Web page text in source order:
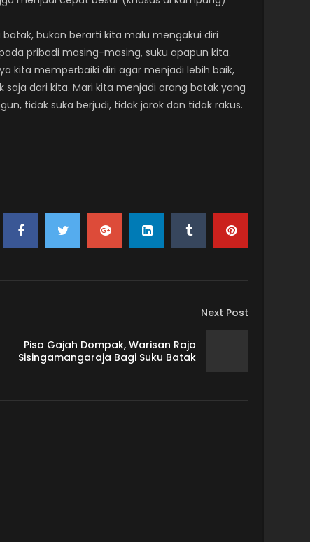
bukan berarti kita malu mengakui diri
pribadi masing-masing, suku apapun kita.
kita memperbaiki diri agar menjadi lebih baik,
dari kita. Mari kita menjadi orang batak yang
tidak suka berjudi, tidak jorok dan tidak rakus.
Next Post
Piso Gajah Dompak, Warisan Raja
Sisingamangaraja Bagi Suku Batak